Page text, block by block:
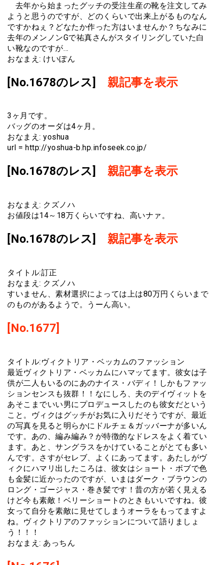
去年から始まったグッチの受注生産の靴を注文してみ
ようと思うのですが、どのくらいで出来上がるものなん
ですかねぇ？どなたか作った方はいませんか？ちなみに
去年のメンノンGで祐真さんがスタイリングしていた白
い靴なのですが…
おなまえ: けいぽん
[No.1678のレス] 親記事を表示
3ヶ月です。
バッグのオーダは4ヶ月。
おなまえ: yoshua
url = http://yoshua-b.hp.infoseek.co.jp/
[No.1678のレス] 親記事を表示
おなまえ: クズノハ
お値段は14～18万くらいですね、高いナァ。
[No.1678のレス] 親記事を表示
タイトル:訂正
おなまえ: クズノハ
すいません、素材選択によっては上は80万円くらいまで
のものがあるようで。うーん高い。
[No.1677]
タイトル:ヴィクトリア・ベッカムのファッション
最近ヴィクトリア・ベッカムにハマッてます。彼女は子
供が二人もいるのにあのナイス・バディ！しかもファッ
ションセンスも抜群！！なにしろ、夫のデイヴィットを
あそこまでいい男にプロデュースしたのも彼女だという
こと。ヴィクはグッチがお気に入りだそうですが、最近
の写真を見ると明らかにドルチェ＆ガッバーナが多いん
です。あの、編み編み？が特徴的なドレスをよく着てい
ます。あと、サングラスをかけていることがとても多い
んです。さすがセレブ、よくにあってます。あたしがヴ
ィクにハマリ出したころは、彼女はショート・ボブで色
も金髪に近かったのですが、いまはダーク・ブラウンの
ロング・ゴージャス・巻き髪です！昔の方が若く見える
けど今も素敵！ベリーショートのときもいいですね。彼
女って自分を素敵に見せてしまうオーラをもってますよ
ね。ヴィクトリアのファッションについて語りましょ
う！！！
おなまえ: あっちん